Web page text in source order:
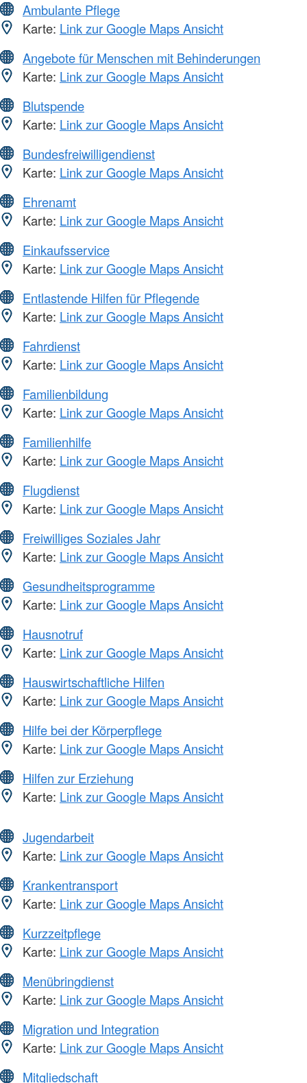
Ambulante Pflege
Karte: Link zur Google Maps Ansicht
Angebote für Menschen mit Behinderungen
Karte: Link zur Google Maps Ansicht
Blutspende
Karte: Link zur Google Maps Ansicht
Bundesfreiwilligendienst
Karte: Link zur Google Maps Ansicht
Ehrenamt
Karte: Link zur Google Maps Ansicht
Einkaufsservice
Karte: Link zur Google Maps Ansicht
Entlastende Hilfen für Pflegende
Karte: Link zur Google Maps Ansicht
Fahrdienst
Karte: Link zur Google Maps Ansicht
Familienbildung
Karte: Link zur Google Maps Ansicht
Familienhilfe
Karte: Link zur Google Maps Ansicht
Flugdienst
Karte: Link zur Google Maps Ansicht
Freiwilliges Soziales Jahr
Karte: Link zur Google Maps Ansicht
Gesundheitsprogramme
Karte: Link zur Google Maps Ansicht
Hausnotruf
Karte: Link zur Google Maps Ansicht
Hauswirtschaftliche Hilfen
Karte: Link zur Google Maps Ansicht
Hilfe bei der Körperpflege
Karte: Link zur Google Maps Ansicht
Hilfen zur Erziehung
Karte: Link zur Google Maps Ansicht
Jugendarbeit
Karte: Link zur Google Maps Ansicht
Krankentransport
Karte: Link zur Google Maps Ansicht
Kurzzeitpflege
Karte: Link zur Google Maps Ansicht
Menübringdienst
Karte: Link zur Google Maps Ansicht
Migration und Integration
Karte: Link zur Google Maps Ansicht
Mitgliedschaft